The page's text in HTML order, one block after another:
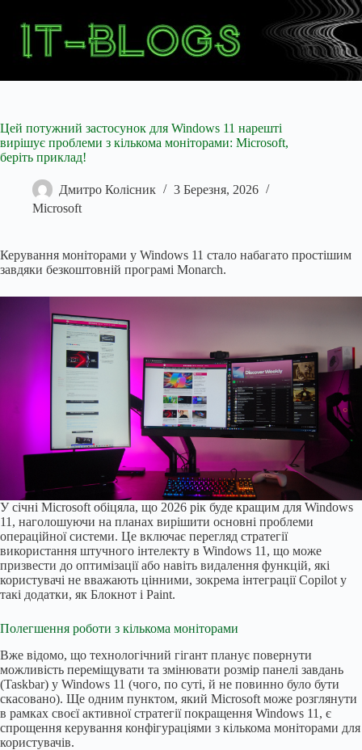
Цей потужний застосунок для Windows 11 нарешті
вирішує проблеми з кількома моніторами: Microsoft,
беріть приклад!
Дмитро Колісник
3 Березня, 2026
Microsoft
Керування моніторами у Windows 11 стало набагато простішим
завдяки безкоштовній програмі Monarch.
У січні Microsoft обіцяла, що 2026 рік буде кращим для Windows
11, наголошуючи на планах вирішити основні проблеми
операційної системи. Це включає перегляд стратегії
використання штучного інтелекту в Windows 11, що може
призвести до оптимізації або навіть видалення функцій, які
користувачі не вважають цінними, зокрема інтеграції Copilot у
такі додатки, як Блокнот і Paint.
Полегшення роботи з кількома моніторами
Вже відомо, що технологічний гігант планує повернути
можливість переміщувати та змінювати розмір панелі завдань
(Taskbar) у Windows 11 (чого, по суті, й не повинно було бути
скасовано). Ще одним пунктом, який Microsoft може розглянути
в рамках своєї активної стратегії покращення Windows 11, є
спрощення керування конфігураціями з кількома моніторами для
користувачів.